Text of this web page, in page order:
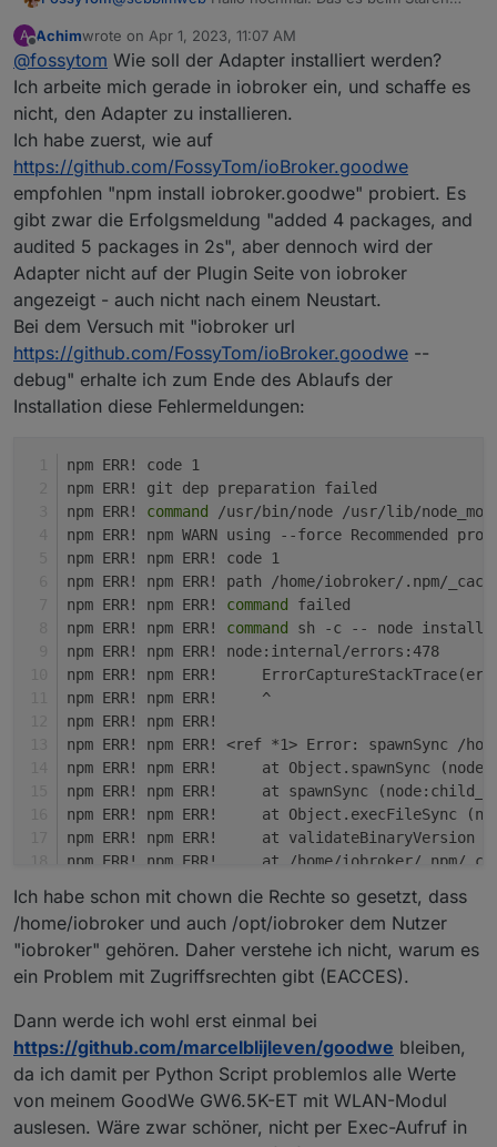
auftauchen ist normal. Hatte anfänglich das Problem
das sich das WiFi Modul aufhängte wenn ich alle
Werte gleichzeitig gelesen hatte. Darum hab ich es
jetzt in Stufen gemacht.
A
Offline
Achimwrote on Apr 1, 2023, 11:07 AM
last edited by
@fossytom Wie soll der Adapter installiert werden?
Ich arbeite mich gerade in iobroker ein, und schaffe es
nicht, den Adapter zu installieren.
Ich habe zuerst, wie auf
https://github.com/FossyTom/ioBroker.goodwe
empfohlen "npm install iobroker.goodwe" probiert. Es
gibt zwar die Erfolgsmeldung "added 4 packages, and
audited 5 packages in 2s", aber dennoch wird der
Adapter nicht auf der Plugin Seite von iobroker
angezeigt - auch nicht nach einem Neustart.
Bei dem Versuch mit "iobroker url
https://github.com/FossyTom/ioBroker.goodwe --
debug" erhalte ich zum Ende des Ablaufs der
Installation diese Fehlermeldungen:
npm ERR! code 1
npm ERR! git dep preparation failed
npm ERR! command
/usr/bin/node /usr/lib/
npm ERR! npm WARN using --force Recommended
npm ERR! npm ERR! code 1
npm ERR! npm ERR! path /home/iobroker/.npm/
npm ERR! npm ERR! command
failed
npm ERR! npm ERR! command
sh -c -- node
npm ERR! npm ERR! node:internal/errors:478
npm ERR! npm ERR!
npm ERR! npm ERR!     ^
npm ERR! npm ERR!
npm ERR! npm ERR! <ref *1> Error: spawnSync /
npm ERR! npm ERR!     at Object.spawnSync
npm ERR! npm ERR!     at spawnSync
npm ERR! npm ERR!     at Object.execFileSync
npm ERR! npm ERR!     at validateBinaryVersion
npm ERR! npm ERR!     at /home/iobroker/.npm/
npm ERR! npm ERR!   code: 'EACCES',
npm ERR! npm ERR!   syscall: 'spawnSync /home/
npm ERR! npm ERR!   path: '/home/iobroker/.npm/
npm ERR! npm ERR!   spawnargs: [ '--version'
npm ERR! npm ERR!   status: null,
npm ERR! npm ERR!   signal: null,
npm ERR! npm ERR!   output: null,
npm ERR! npm ERR!   pid: 87178,
npm ERR! npm ERR!   stdout: null,
npm ERR! npm ERR!   stderr: null
Ich habe schon mit chown die Rechte so gesetzt, dass
/home/iobroker und auch /opt/iobroker dem Nutzer
"iobroker" gehören. Daher verstehe ich nicht, warum es
ein Problem mit Zugriffsrechten gibt (EACCES).
Dann werde ich wohl erst einmal bei
https://github.com/marcelblijleven/goodwe bleiben,
da ich damit per Python Script problemlos alle Werte
von meinem GoodWe GW6.5K-ET mit WLAN-Modul
auslesen. Wäre zwar schöner, nicht per Exec-Aufruf in